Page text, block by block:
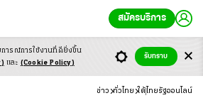
สมัครบริการ
ข่าว ทั่วไทย ใต้ ไทยรัฐออนไลน์
การณ์การใช้งานที่ดียิ่งขึ้น
และ (Cookie Policy)
รับทราบ